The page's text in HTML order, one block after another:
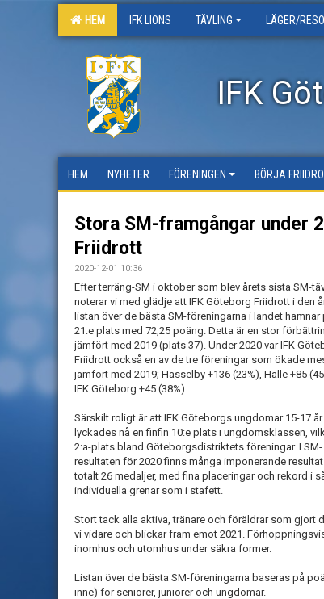
HEM IFK LIONS TÄVLING LÄGER/
IFK
HEM NYHETER FÖRENINGEN BÖRJA
Stora SM-framgångar under
Friidrott
2020-12-01 10:36
Efter terräng-SM i oktober som blev årets sista SM-
noterar vi med glädje att IFK Göteborg Friidrott i den
listan över de bästa SM-föreningarna i landet hamnar
21:e plats med 72,25 poäng. Detta är en stor
jämfört med 2019 (plats 37). Under 2020 var IFK
Friidrott också en av de tre föreningar som ökade
jämfört med 2019; Hässelby +136 (23%), Hälle +85
IFK Göteborg +45 (38%).
Särskilt roligt är att IFK Göteborgs ungdomar 15-17 år
lyckades nå en finfin 10:e plats i ungdomsklassen,
2:a-plats bland Göteborgsdistriktets föreningar. I SM-
resultaten för 2020 finns många imponerande
totalt 26 medaljer, med fina placeringar och rekord i
individuella grenar som i stafett.
Stort tack alla aktiva, tränare och föräldrar som gjort
vi vidare och blickar fram emot 2021.
inomhus och utomhus under säkra former.
Listan över de bästa SM-föreningarna baseras på
inne) för seniorer, juniorer och ungdomar.